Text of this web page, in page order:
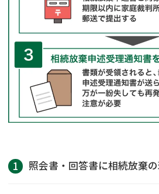
照会書・回答書に相続放棄